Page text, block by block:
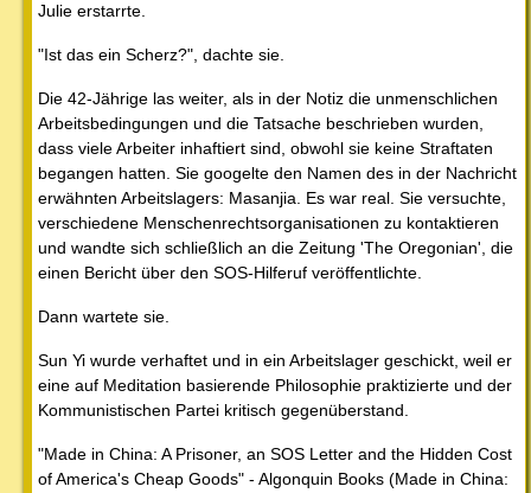
Julie erstarrte.
"Ist das ein Scherz?", dachte sie.
Die 42-Jährige las weiter, als in der Notiz die unmenschlichen
Arbeitsbedingungen und die Tatsache beschrieben wurden,
dass viele Arbeiter inhaftiert sind, obwohl sie keine Straftaten
begangen hatten. Sie googelte den Namen des in der Nachricht
erwähnten Arbeitslagers: Masanjia. Es war real. Sie versuchte,
verschiedene Menschenrechtsorganisationen zu kontaktieren
und wandte sich schließlich an die Zeitung 'The Oregonian', die
einen Bericht über den SOS-Hilferuf veröffentlichte.
Dann wartete sie.
Sun Yi wurde verhaftet und in ein Arbeitslager geschickt, weil er
eine auf Meditation basierende Philosophie praktizierte und der
Kommunistischen Partei kritisch gegenüberstand.
"Made in China: A Prisoner, an SOS Letter and the Hidden Cost
of America's Cheap Goods" - Algonquin Books (Made in China: